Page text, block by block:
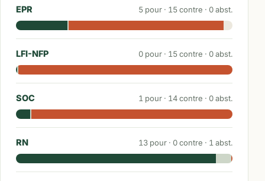
EPR 5 pour · 15contre · 0abst.
LFI-NFP 0 pour · 15contre · 0abst.
SOC 1 pour · 14contre · 0abst.
RN 13 pour · 0contre · 1 abst.